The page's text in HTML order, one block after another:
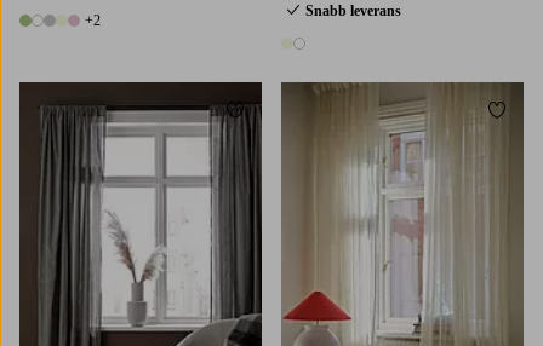
7 färger
+2
Snabb leverans
2 färger
Lägg till i favoriter